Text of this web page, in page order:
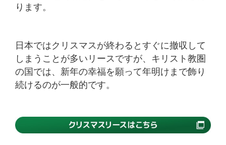
ります。
日本ではクリスマスが終わるとすぐに撤収して
しまうことが多いリースですが、キリスト教圏
の国では、新年の幸福を願って年明けまで飾り
続けるのが一般的です。